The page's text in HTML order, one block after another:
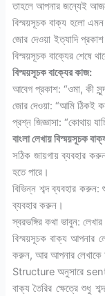
তাহলে আপনার জন্যেই
বিস্ময়সূচক বাক্য হলো
জোর দেওয়া ইত্যাদি
বিস্ময়সূচক বাক্যের শেষে
বিস্ময়সূচক বাক্যের কাজ:
আবেগ প্রকাশ: “ওমা, কী
জোর দেওয়া: “আমি ঠিকই
প্রশ্ন জিজ্ঞাসা: “কোথায়
বাংলা লেখায় বিস্ময়সূচক
সঠিক জায়গায় ব্যবহার
হতে পারে।
বিভিন্ন শব্দ ব্যবহার করুন:
ব্যবহার করুন।
স্বরভঙ্গির কথা ভাবুন:
বিস্ময়সূচক বাক্য আপনার
করুন, আর আপনার লেখাকে
Structure অনুসারে
বাক্য তৈরির ক্ষেত্রে শুধু